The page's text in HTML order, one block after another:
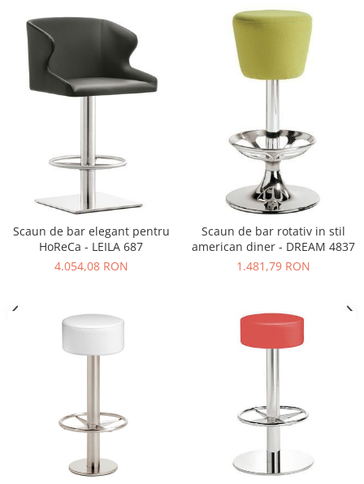
Vitrina bar / retrobar
Accesorii
Blaturi de masa
Blaturi din PAL
Blaturi din Topalit
Blaturi din lemn masiv
Blaturi din HPL Compact
Blaturi din piatra naturala si
compozit
Scaune profesionale
Scaune de lucru
Scaun de bar elegant pentru
HoReCa - LEILA 687
4.054,08 RON
Scaun de bar rotativ in stil
american diner - DREAM 4837
1.481,79 RON